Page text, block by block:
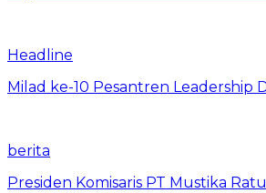
Headline
Milad ke-10 Pesantren Leadership
berita
Presiden Komisaris PT Mustika